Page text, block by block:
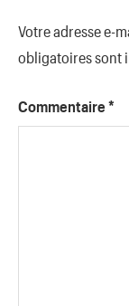
Votre adresse e-
obligatoires sont
Commentaire *